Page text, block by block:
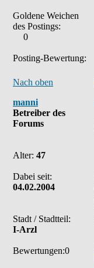
Goldene Weichen
des Postings:
0
Posting-Bewertung:
Nach oben
manni
Betreiber des
Forums
Alter: 47
Dabei seit:
04.02.2004
Stadt / Stadtteil:
I-Arzl
Bewertungen:0